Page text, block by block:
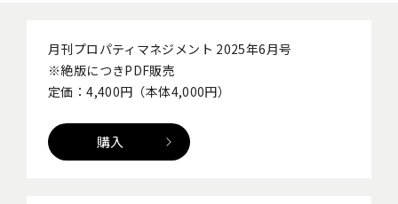
月刊プロパティマネジメント 2025年6月号
※絶版につきPDF販売
定価：4,400円（本体4,000円）
購入